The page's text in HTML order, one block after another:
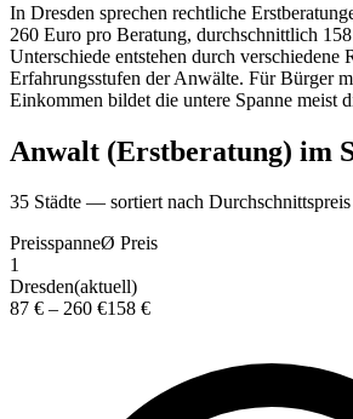
In Dresden sprechen rechtliche
260 Euro pro Beratung, durchschnittlich
Unterschiede entstehen durch verschiedene
Erfahrungsstufen der Anwälte. Für Bürger
Einkommen bildet die untere Spanne meist
Anwalt (Erstberatung) im
35 Städte — sortiert nach Durchschnittspreis
PreisspanneØ Preis
1
Dresden(aktuell)
87 € – 260 €158 €